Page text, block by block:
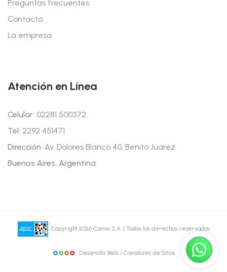
Preguntas frecuentes
Contacto
La empresa
Atención en Línea
Celular: 02281 500372
Tel: 2292 451471
Dirección: Av. Dolores Blanco 40, Benito Juarez
Buenos Aires, Argentina
Copyright 2026 Camio S.A. | Todos los derechos reservados
Desarrollo Web / Creadores de Sitios